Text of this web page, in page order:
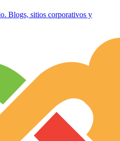
Blogs, sitios corporativos y